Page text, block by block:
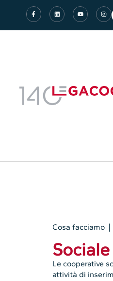
Cosa facciamo|
Sociale
Le cooperative
attività di